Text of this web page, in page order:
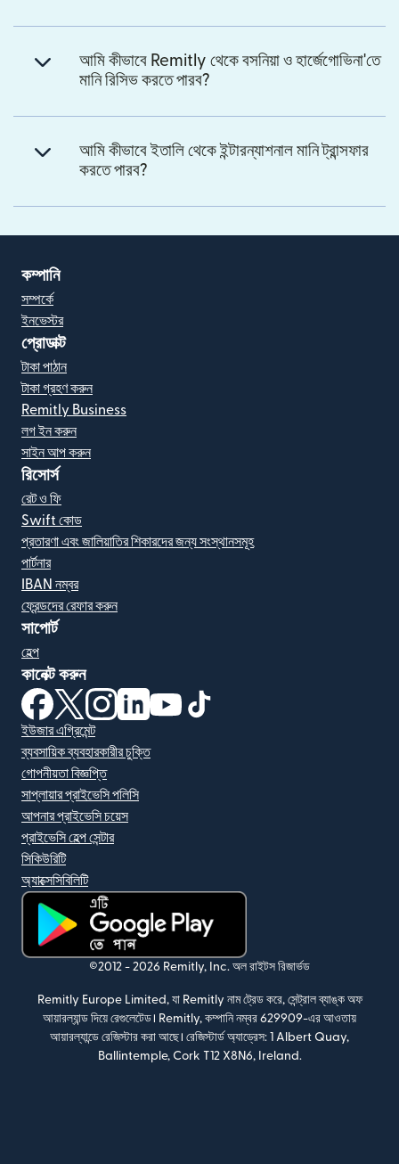
আমি কীভাবে Remitly থেকে বসনিয়া ও হার্জেগোভিনা'তে
মানি রিসিভ করতে পারব?
আমি কীভাবে ইতালি থেকে ইন্টারন্যাশনাল মানি ট্রান্সফার
করতে পারব?
কম্পানি
সম্পর্কে
ইনভেস্টর
প্রোডাক্ট
টাকা পাঠান
টাকা গ্রহণ করুন
Remitly Business
লগ ইন করুন
সাইন আপ করুন
রিসোর্স
রেট ও ফি
Swift কোড
প্রতারণা এবং জালিয়াতির শিকারদের জন্য সংস্থানসমূহ
পার্টনার
IBAN নম্বর
ফ্রেন্ডদের রেফার করুন
সাপোর্ট
হেল্প
কানেক্ট করুন
(নতুন উইন্ডোতে খুলবে)
(নতুন উইন্ডোতে খুলবে)
(নতুন উইন্ডোতে খুলবে)
(নতুন উইন্ডোতে খুলবে)
(নতুন উইন্ডোতে খুলবে)
ইউজার এগ্রিমেন্ট
ব্যবসায়িক ব্যবহারকারীর চুক্তি
গোপনীয়তা বিজ্ঞপ্তি
সাপ্লায়ার প্রাইভেসি পলিসি
আপনার প্রাইভেসি চয়েস
প্রাইভেসি হেল্প সেন্টার
সিকিউরিটি
অ্যাক্সেসিবিলিটি
(নতুন উইন্ডোতে খুলবে)
©2012 - 2026 Remitly, Inc. অল রাইটস রিজার্ভড
Remitly Europe Limited, যা Remitly নাম ট্রেড করে, সেন্ট্রাল ব্যাঙ্ক অফ
আয়ারল্যান্ড দিয়ে রেগুলেটেড। Remitly, কম্পানি নম্বর 629909-এর আওতায়
আয়ারল্যান্ডে রেজিস্টার করা আছে। রেজিস্টার্ড অ্যাড্রেস: 1 Albert Quay,
Ballintemple, Cork T12 X8N6, Ireland.